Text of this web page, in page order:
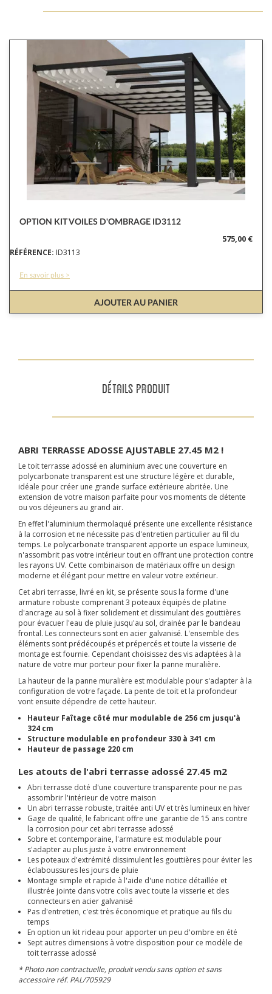
OPTION KIT VOILES D'OMBRAGE ID3112
575,00 €
RÉFÉRENCE: ID3113
En savoir plus >
AJOUTER AU PANIER
DÉTAILS PRODUIT
ABRI TERRASSE ADOSSE AJUSTABLE 27.45 M2 !
Le toit terrasse adossé en aluminium avec une couverture en
polycarbonate transparent est une structure légère et durable,
idéale pour créer une grande surface extérieure abritée. Une
extension de votre maison parfaite pour vos moments de détente
ou vos déjeuners au grand air.
En effet l'aluminium thermolaqué présente une excellente résistance
à la corrosion et ne nécessite pas d'entretien particulier au fil du
temps. Le polycarbonate transparent apporte un espace lumineux,
n'assombrit pas votre intérieur tout en offrant une protection contre
les rayons UV. Cette combinaison de matériaux offre un design
moderne et élégant pour mettre en valeur votre extérieur.
Cet abri terrasse, livré en kit, se présente sous la forme d'une
armature robuste comprenant 3 poteaux équipés de platine
d'ancrage au sol à fixer solidement et dissimulant des gouttières
pour évacuer l'eau de pluie jusqu'au sol, drainée par le bandeau
frontal. Les connecteurs sont en acier galvanisé. L'ensemble des
éléments sont prédécoupés et prépercés et toute la visserie de
montage est fournie. Cependant choisissez des vis adaptées à la
nature de votre mur porteur pour fixer la panne muralière.
La hauteur de la panne muralière est modulable pour s'adapter à la
configuration de votre façade. La pente de toit et la profondeur
vont ensuite dépendre de cette hauteur.
Hauteur Faîtage côté mur modulable de 256 cm jusqu'à
324 cm
Structure modulable en profondeur 330 à 341 cm
Hauteur de passage 220 cm
Les atouts de l'abri terrasse adossé 27.45 m2
Abri terrasse doté d'une couverture transparente pour ne pas
assombrir l'intérieur de votre maison
Un abri terrasse robuste, traitée anti UV et très lumineux en hiver
Gage de qualité, le fabricant offre une garantie de 15 ans contre
la corrosion pour cet abri terrasse adossé
Sobre et contemporaine, l'armature est modulable pour
s'adapter au plus juste à votre environnement
Les poteaux d'extrémité dissimulent les gouttières pour éviter les
éclaboussures les jours de pluie
Montage simple et rapide à l'aide d'une notice détaillée et
illustrée jointe dans votre colis avec toute la visserie et des
connecteurs en acier galvanisé
Pas d'entretien, c'est très économique et pratique au fils du
temps
En option un kit rideau pour apporter un peu d'ombre en été
Sept autres dimensions à votre disposition pour ce modèle de
toit terrasse adossé
* Photo non contractuelle, produit vendu sans option et sans
accessoire réf. PAL/705929